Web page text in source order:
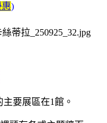
)
要展區在1館。